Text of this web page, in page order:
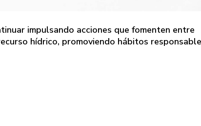
impulsando acciones que fomenten entre
hídrico, promoviendo hábitos